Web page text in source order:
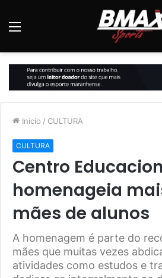
Início / CULTURA
CULTURA
Centro
homenageia
mães de alunos
A homenagem é parte do
mães que muitas vezes
atividades como estudos e